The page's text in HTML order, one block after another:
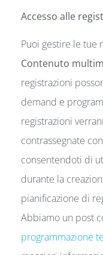
Accesso alle
Puoi gestire le tue
Contenuto
registrazioni
demand e
registrazioni
contrassegnate con
consentendoti di
durante la
pianificazione di
Abbiamo un post
programmazione